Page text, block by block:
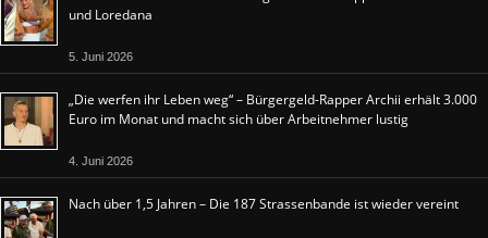
und Loredana
5. Juni 2026
„Die werfen ihr Leben weg“ – Bürgergeld-Rapper Archii erhält 3.000
Euro im Monat und macht sich über Arbeitnehmer lustig
4. Juni 2026
Nach über 1,5 Jahren – Die 187 Strassenbande ist wieder vereint